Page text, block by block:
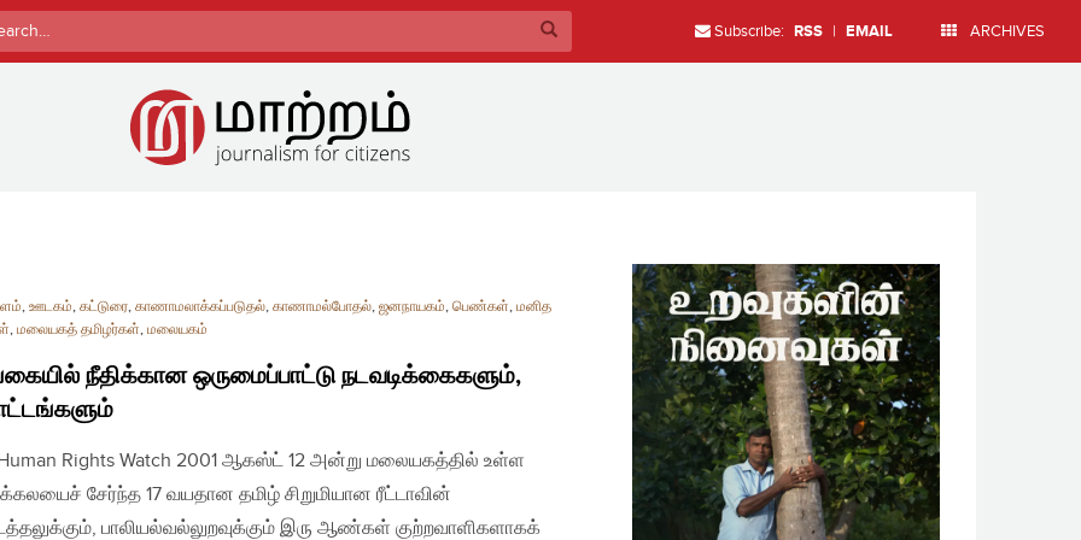
Subscribe: RSS | EMAIL ARCHIVES
, ஊடகம், கட்டுரை, காணாமலாக்கப்படுதல், காணாமல்போதல், ஜனநாயகம், பெண்கள், மனித
, மலையகத் தமிழர்கள், மலையகம்
நீதிக்கான ஒருமைப்பாட்டு நடவடிக்கைகளும்,
Rights Watch 2001 ஆகஸ்ட் 12 அன்று மலையகத்தில் உள்ள
சேர்ந்த 17 வயதான தமிழ் சிறுமியான ரீட்டாவின்
பாலியல்வல்லுறவுக்கும் இரு ஆண்கள் குற்றவாளிகளாகக்